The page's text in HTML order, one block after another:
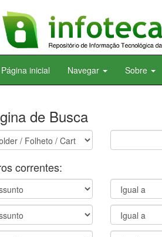
Página inicial Navegar Sobre
de Busca
correntes: